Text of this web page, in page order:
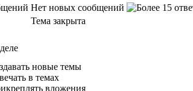
Нет новых сообщений
Тема закрыта
новые темы
в темах
вложения